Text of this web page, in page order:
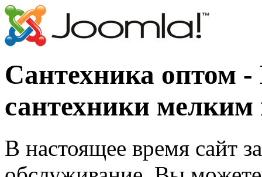
Сантехника оптом
сантехники
В настоящее время сайт